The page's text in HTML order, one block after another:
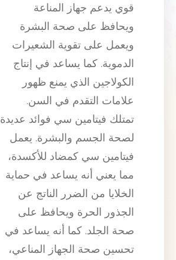
قوي يدعم جهاز المناعة
ويحافظ على صحة البشرة
ويعمل على تقوية الشعيرات
الدموية. كما يساعد في إنتاج
الكولاجين الذي يمنع ظهور
علامات التقدم في السن.
تمتلك فيتامين سي فوائد عديدة
لصحة الجسم والبشرة. يعمل
فيتامين سي كمضاد للأكسدة،
مما يعني أنه يساعد في حماية
الخلايا من الضرر الناتج عن
الجذور الحرة ويحافظ على
صحة الجلد. كما أنه يساعد في
تحسين صحة الجهاز المناعي،